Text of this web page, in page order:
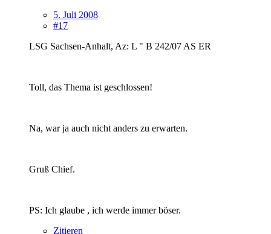
5. Juli 2008
#17
LSG Sachsen-Anhalt, Az: L " B 242/07 AS ER
Toll, das Thema ist geschlossen!
Na, war ja auch nicht anders zu erwarten.
Gruß Chief.
PS: Ich glaube , ich werde immer böser.
Zitieren